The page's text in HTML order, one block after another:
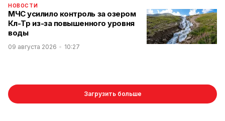
НОВОСТИ
МЧС усилило контроль за озером
Көл-Төр из-за повышенного уровня
воды
09 августа 2026 10:27
Загрузить больше